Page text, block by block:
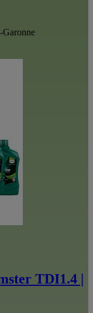
Garonne
TDI1.4 |